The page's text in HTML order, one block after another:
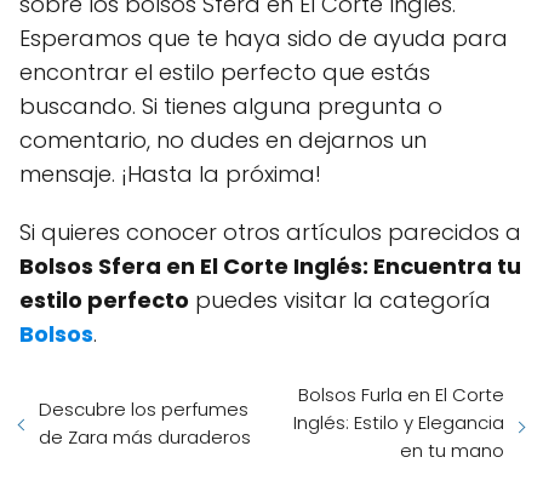
Esperamos que te haya sido de ayuda para
encontrar el estilo perfecto que estás
buscando. Si tienes alguna pregunta o
comentario, no dudes en dejarnos un
mensaje. ¡Hasta la próxima!
Si quieres conocer otros artículos parecidos a
Bolsos Sfera en El Corte Inglés: Encuentra tu
estilo perfecto puedes visitar la categoría
Bolsos.
Descubre los perfumes
de Zara más duraderos
Bolsos Furla en El Corte
Inglés: Estilo y Elegancia
en tu mano